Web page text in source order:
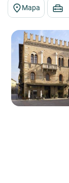
Mapa